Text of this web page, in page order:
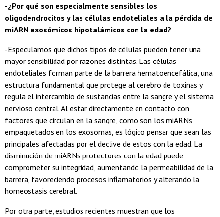
-¿Por qué son especialmente sensibles los
oligodendrocitos y las células endoteliales a la pérdida de
miARN exosómicos hipotalámicos con la edad?
-Especulamos que dichos tipos de células pueden tener una
mayor sensibilidad por razones distintas. Las células
endoteliales forman parte de la barrera hematoencefálica, una
estructura fundamental que protege al cerebro de toxinas y
regula el intercambio de sustancias entre la sangre y el sistema
nervioso central. Al estar directamente en contacto con
factores que circulan en la sangre, como son los miARNs
empaquetados en los exosomas, es lógico pensar que sean las
principales afectadas por el declive de estos con la edad. La
disminución de miARNs protectores con la edad puede
comprometer su integridad, aumentando la permeabilidad de la
barrera, favoreciendo procesos inflamatorios y alterando la
homeostasis cerebral.
Por otra parte, estudios recientes muestran que los